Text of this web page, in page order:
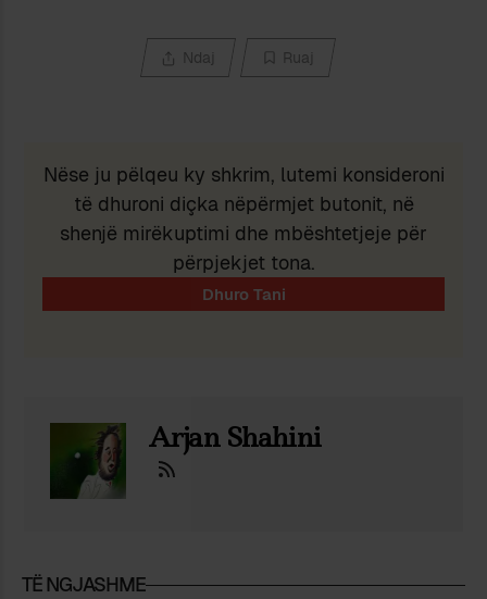
Ndaj Ruaj
Nëse ju pëlqeu ky shkrim, lutemi konsideroni
të dhuroni diçka nëpërmjet butonit, në
shenjë mirëkuptimi dhe mbështetjeje për
përpjekjet tona.
Arjan Shahini
TË NGJASHME